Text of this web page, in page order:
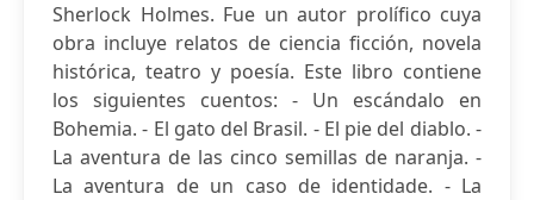
Sherlock Holmes. Fue un autor prolífico cuya
obra incluye relatos de ciencia ficción, novela
histórica, teatro y poesía. Este libro contiene
los siguientes cuentos: - Un escándalo en
Bohemia. - El gato del Brasil. - El pie del diablo. -
La aventura de las cinco semillas de naranja. -
La aventura de un caso de identidade. - La